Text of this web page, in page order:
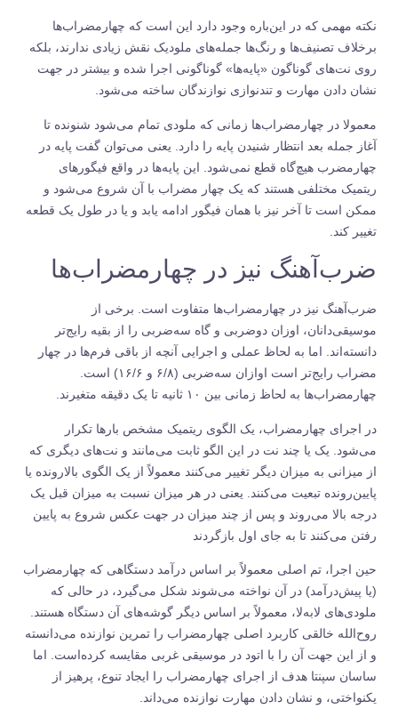
نکته مهمی که در این‌باره وجود دارد این است که چهارمضراب‌ها
برخلاف تصنیف‌ها و رنگ‌ها جمله‌های ملودیک نقش زیادی ندارند، بلکه
روی نت‌های گوناگون «پایه‌ها» گوناگونی اجرا شده و بیشتر در جهت
نشان دادن مهارت و تندنوازی نوازندگان ساخته می‌شود.
معمولا در چهارمضراب‌ها زمانی که ملودی تمام می‌شود شنونده تا
آغاز جمله بعد انتظار شنیدن پایه را دارد. یعنی می‌توان گفت پایه در
چهارمضرب هیچ‌گاه قطع نمی‌شود. این پایه‌ها در واقع فیگورهای
ریتمیک مختلفی هستند که یک چهار مضراب با آن شروع می‌شود و
ممکن است تا آخر نیز با همان فیگور ادامه یابد و یا در طول یک قطعه
تغییر کند.
ضرب‌آهنگ نیز در چهارمضراب‌ها
ضرب‌آهنگ نیز در چهارمضراب‌ها متفاوت است. برخی از
موسیقی‌دانان، اوزان دوضربی و گاه سه‌ضربی را از بقیه رایج‌تر
دانسته‌اند. اما به لحاظ عملی و اجرایی آنچه از باقی فرم‌ها در چهار
مضراب رایج‌تر است اوازان سه‌ضربی (۶/۸ و ۱۶/۶) است.
چهارمضراب‌ها به لحاظ زمانی بین ۱۰ ثانیه تا یک دقیقه متغیرند.
در اجرای چهارمضراب، یک الگوی ریتمیک مشخص بارها تکرار
می‌شود. یک یا چند نت در این الگو ثابت می‌مانند و نت‌های دیگری که
از میزانی به میزان دیگر تغییر می‌کنند معمولاً از یک الگوی بالارونده یا
پایین‌رونده تبعیت می‌کنند. یعنی در هر میزان نسبت به میزان قبل یک
درجه بالا می‌روند و پس از چند میزان در جهت عکس شروع به پایین
رفتن می‌کنند تا به جای اول بازگردند
حین اجرا، تم اصلی معمولاً بر اساس درآمد دستگاهی که چهارمضراب
(یا پیش‌درآمد) در آن نواخته می‌شوند شکل می‌گیرد، در حالی که
ملودی‌های لابه‌لا، معمولاً بر اساس دیگر گوشه‌های آن دستگاه هستند.
روح‌الله خالقی کاربرد اصلی چهارمضراب را تمرین نوازنده می‌دانسته
و از این جهت آن را با اتود در موسیقی غربی مقایسه کرده‌است. اما
ساسان سپنتا هدف از اجرای چهارمضراب را ایجاد تنوع، پرهیز از
یکنواختی، و نشان دادن مهارت نوازنده می‌داند.